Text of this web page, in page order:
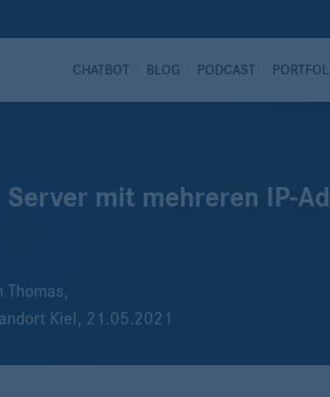
CHATBOT BLOG PODCAST
mit mehreren IP-
Thomas,
Kiel, 21.05.2021